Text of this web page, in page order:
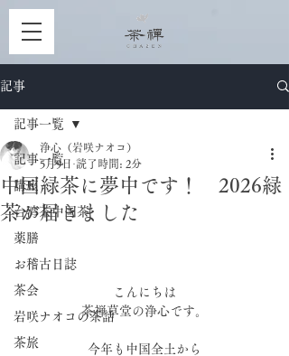
記事
記事一覧
講座
台湾茶中国茶
薬膳
お稽古日誌
茶会
岩咲ナオコの茶話
茶旅
記事一覧
中国緑茶に夢中です！ 2026緑
茶が届きました
浄心（岩咲ナオコ）
5月9日 読了時間: 2分
こんにちは
茶禅草堂の浄心です。
今年も中国全土から